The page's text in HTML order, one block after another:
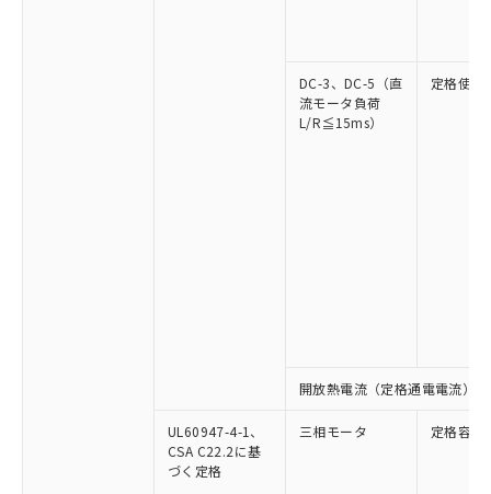
DC-3、DC-5（直
流モータ負荷
L/R≦15ms）
定格使用
開放熱電流（定格通電電流）
UL60947-4-1、
CSA C22.2に基
づく定格
三相モータ 定格容量